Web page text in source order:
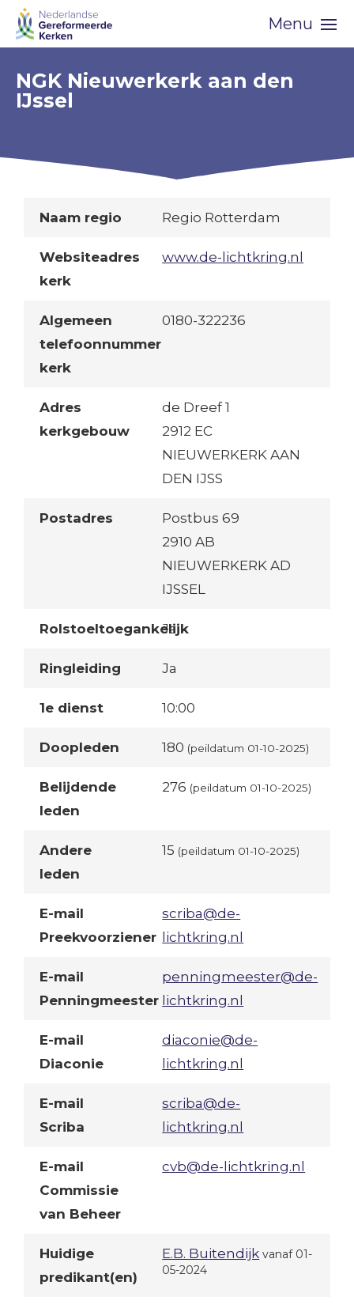
Skip
navigation
Menu
NGK Nieuwerkerk aan den
IJssel
Naam regio Regio Rotterdam
Websiteadres
kerk
www.de-lichtkring.nl
Algemeen
telefoonnummer
kerk
0180-322236
Adres
kerkgebouw
de Dreef 1
2912 EC
NIEUWERKERK AAN
DEN IJSS
Postadres
Postbus 69
2910 AB
NIEUWERKERK AD
IJSSEL
Rolstoeltoegankelijk
Ja
Ringleiding Ja
1e dienst 10:00
Doopleden 180 (peildatum 01-10-2025)
Belijdende
leden
276 (peildatum 01-10-2025)
Andere
leden
15 (peildatum 01-10-2025)
E-mail
Preekvoorziener
scriba@de-
lichtkring.nl
E-mail
Penningmeester
penningmeester@de-
lichtkring.nl
E-mail
Diaconie
diaconie@de-
lichtkring.nl
E-mail
Scriba
scriba@de-
lichtkring.nl
E-mail
Commissie
van Beheer
cvb@de-lichtkring.nl
Huidige
predikant(en)
E.B. Buitendijk vanaf 01-
05-2024